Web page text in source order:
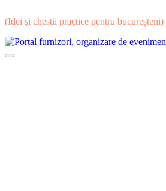
(Idei și chestii practice pentru bucureșteni)